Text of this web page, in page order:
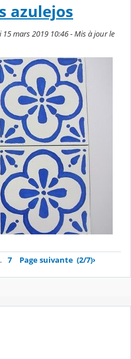
azulejos
15 mars 2019 10:46 - Mis à jour le
7 Page suivante (2/7)›